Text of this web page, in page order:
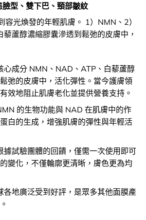
型、雙下巴、頸部皺紋
容光煥發的年輕肌膚。 1）NMN、2）
蘆醇濃縮膠囊滲透到鬆弛的皮膚中，
心成分 NMN、NAD、ATP、白藜蘆醇
弛的皮膚中，活化彈性。當今護膚領
效地阻止肌膚老化並提供營養支持。
的生物功能與 NAD 在肌膚中的作
白的生成，增強肌膚的彈性與年輕活
據試驗團體的回饋，僅需一次使用即可
變化，不僅輪廓更清晰，膚色更為均
各地廣泛受到好評，是眾多其他面膜產